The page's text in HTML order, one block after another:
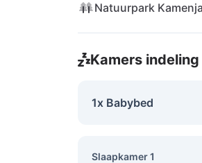
Natuurpark
Kamers indeling
1x Babybed
Slaapkamer 1